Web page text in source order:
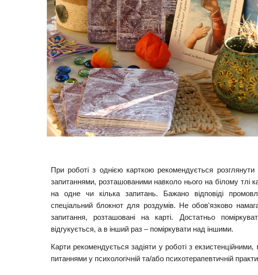
При роботі з однією карткою рекомендується
запитаннями, розташованими навколо нього на білому тлі
на одне чи кілька запитань. Бажано відповіді
спеціальний блокнот для роздумів. Не обов'язково
запитання, розташовані на карті. Достатньо
відгукується, а в інший раз – поміркувати над іншими.
Карти рекомендується задіяти у роботі з
питаннями у психологічній та/або психотерапевтичній